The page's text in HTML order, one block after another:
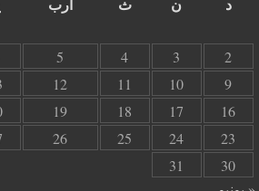
2
3
4
5
9
10
11
12
16
17
18
19
23
24
25
26
30
31